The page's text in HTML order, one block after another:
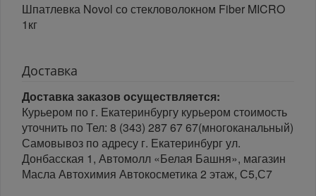
Шпатлевка Novol со стекловолокном Fiber MICRO
1кг
Доставка
Доставка заказов осуществляется:
Курьером по г. Екатеринбургу курьером стоимость
уточнить по Тел: 8 (343) 287 67 67(многоканальный)
Самовывоз по адресу г. Екатеринбург ул.
Донбасская 1, Автомолл «Белая Башня», магазин
Масла Автохимия Автокосметика 2 этаж, С5,С7